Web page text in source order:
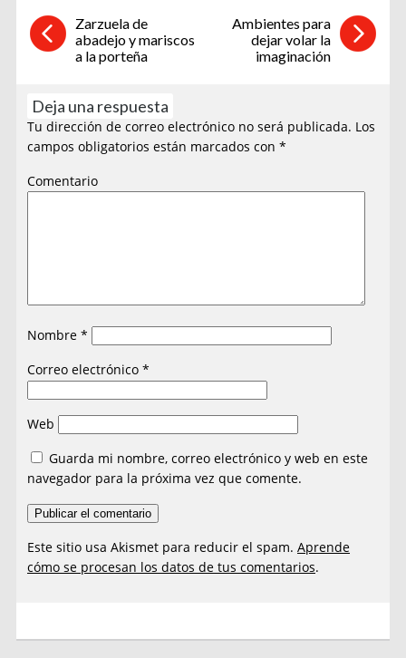
Zarzuela de
abadejo y mariscos
a la porteña
Ambientes para
dejar volar la
imaginación
Deja una respuesta
Tu dirección de correo electrónico no será publicada. Los
campos obligatorios están marcados con*
Comentario
Nombre*
Correo electrónico*
Web
Guarda mi nombre, correo electrónico y web en este
navegador para la próxima vez que comente.
Este sitio usa Akismet para reducir el spam.Aprende
cómo se procesan los datos de tus comentarios.